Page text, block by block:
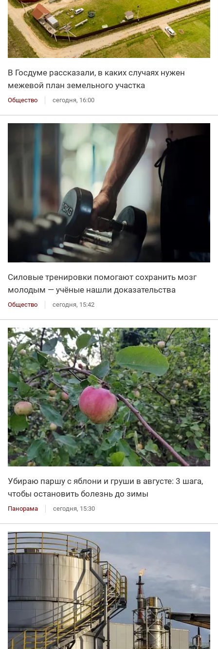
В Госдуме рассказали, в каких случаях нужен
межевой план земельного участка
Общество сегодня, 16:00
Силовые тренировки помогают сохранить мозг
молодым — учёные нашли доказательства
Общество сегодня, 15:42
Убираю паршу с яблони и груши в августе: 3 шага,
чтобы остановить болезнь до зимы
Панорама сегодня, 15:30